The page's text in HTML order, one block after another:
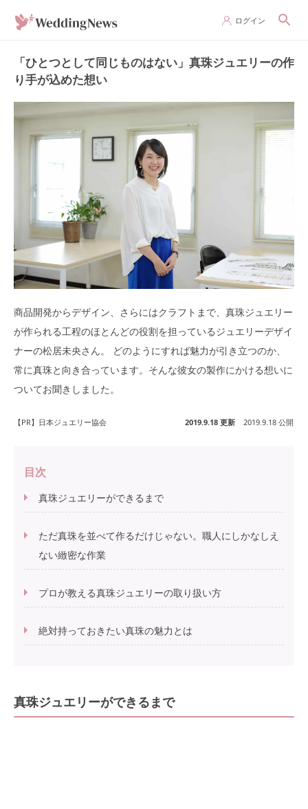
ログイン
「ひとつとして同じものはない」真珠ジュエリーの作
り手が込めた想い
商品開発からデザイン、さらにはクラフトまで、真珠ジュエリー
が作られる工程のほとんどの役割を担っているジュエリーデザイ
ナーの松居未央さん。 どのようにすれば魅力が引き立つのか、
常に真珠と向き合っています。そんな彼女の製作にかける想いに
ついてお聞きしました。
【PR】日本ジュエリー協会 2019.9.18 更新 2019.9.18 公開
目次
真珠ジュエリーができるまで
ただ真珠を並べて作るだけじゃない。職人にしかなしえ
ない緻密な作業
プロが教える真珠ジュエリーの取り扱い方
絶対持っておきたい真珠の魅力とは
真珠ジュエリーができるまで